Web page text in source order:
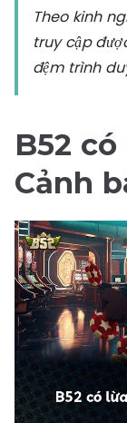
Theo kinh
truy cập
đệm trình
B52
Cảnh